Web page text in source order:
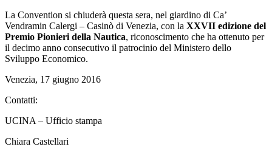
La Convention si chiuderà questa sera, nel giardino di Ca’
Vendramin Calergi – Casinò di Venezia, con la XXVII edizione del
Premio Pionieri della Nautica, riconoscimento che ha ottenuto per
il decimo anno consecutivo il patrocinio del Ministero dello
Sviluppo Economico.
Venezia, 17 giugno 2016
Contatti:
UCINA – Ufficio stampa
Chiara Castellari